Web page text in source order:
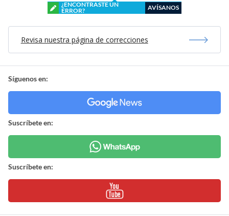
¿ENCONTRASTE UN
ERROR?
AVÍSANOS
Revisa nuestra página de correcciones
Síguenos en:
Suscríbete en:
Suscríbete en: